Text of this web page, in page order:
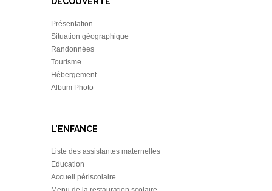
Présentation
Situation géographique
Randonnées
Tourisme
Hébergement
Album Photo
L'ENFANCE
Liste des assistantes maternelles
Education
Accueil périscolaire